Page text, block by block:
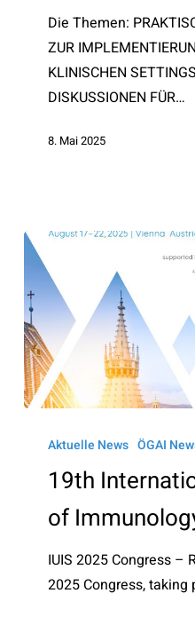
Die Themen:
ZUR
KLINISCHEN
DISKUSSIONEN FÜR…
8. Mai 2025
International
Congress
Immunology
Aktuelle News ÖGAI
19th
of
IUIS 2025 Congress –
2025 Congress,